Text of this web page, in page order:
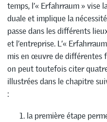
temps, l’« Erfahrraum »
duale et implique la
passe dans les différents
et l’entreprise. L’«
mis en œuvre de différentes
on peut toutefois citer
illustrées dans le chapitre
:
la première étape